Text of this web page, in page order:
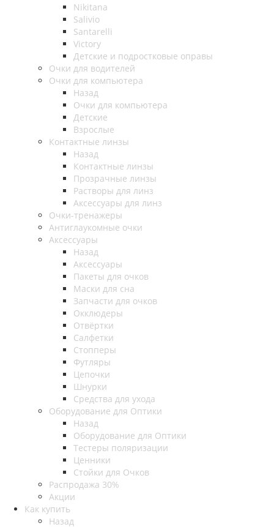
Nikitana
Salivio
Santarelli
Victory
Детские и подростковые оправы
Очки для водителей
Очки для компьютера
Назад
Очки для компьютера
Детские
Взрослые
Контактные линзы
Назад
Контактные линзы
Прозрачные линзы
Растворы для линз
Аксессуары для линз
Очки-тренажеры
Антиглаукомные очки
Аксессуары
Назад
Аксессуары
Пакеты для очков
Маски для сна
Запчасти для очков
Окклюдеры
Отвёртки
Салфетки
Стопперы
Футляры
Цепочки
Шнурки
Средства для ухода
Оборудование для Оптики
Назад
Оборудование для Оптики
Тестеры поляризации
Ценники
Стойки для Очков
Распродажа 30%
Акции
Как купить
Назад